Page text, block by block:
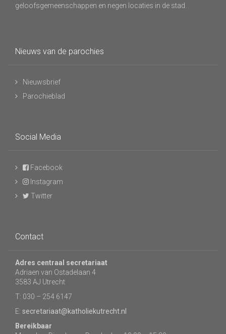
geloofsgemeenschappen en negen locaties in de stad.
Nieuws van de parochies
Nieuwsbrief
Parochieblad
Social Media
Facebook
Instagram
Twitter
Contact
Adres centraal secretariaat
Adriaen van Ostadelaan 4
3583 AJ Utrecht
T: 030 – 254 6147
E: secretariaat@katholiekutrecht.nl
Bereikbaar